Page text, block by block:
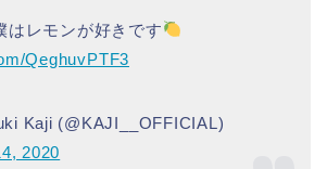
はレモンが好きです
QeghuvPTF3
Kaji (@KAJI__OFFICIAL)
2020